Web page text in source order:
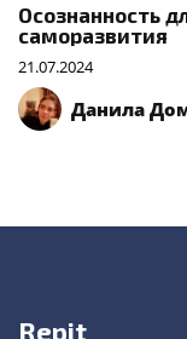
Осознанность
саморазвития
21.07.2024
Данила
Repit